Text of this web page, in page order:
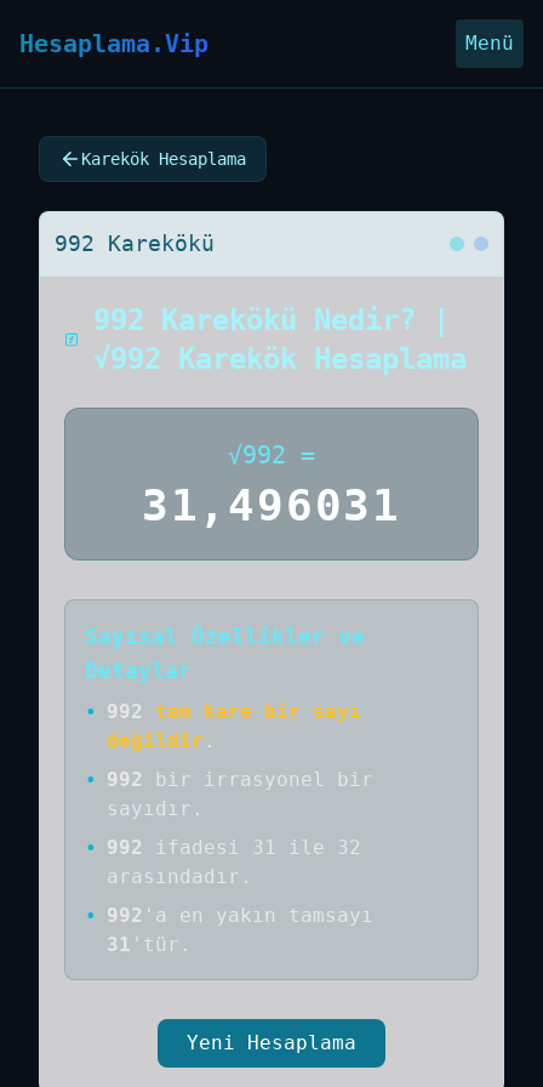
Hesaplama.Vip Menü
Karekök Hesaplama
992 Karekökü
992 Karekökü Nedir? |
√992 Karekök Hesaplama
√992 =
31,496031
Sayısal Özellikler ve
Detaylar
• 992
tam kare bir sayı
değildir .
•
992 bir
irrasyonel bir
sayıdır .
•
992
ifadesi 31 ile 32
arasındadır.
•
992 'a en yakın tamsayı
31 'tür.
Yeni Hesaplama